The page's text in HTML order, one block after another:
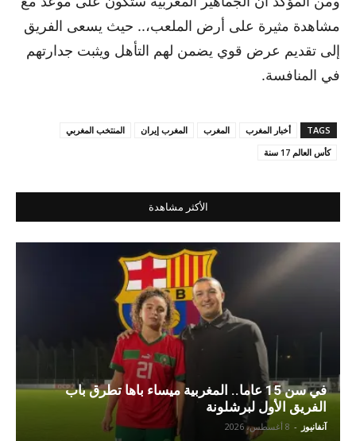
مشاهدة مثيرة على أرض الملعب،.. حيث يسعى الفريق
إلى تقديم عرض قوي يضمن لهم التأهل ويثبت جدارتهم
في المنافسة.
TAGS أخبار المغرب المغرب المغرب إيران
المنتخب المغربي
كأس العالم 17 سنة
الأكثر مشاهدة
في سن 15 عاما.. المغربية ميساء باها تطرق باب
الفريق الأول لبرشلونة
آنفانيوز - 8 أغسطس، 2026